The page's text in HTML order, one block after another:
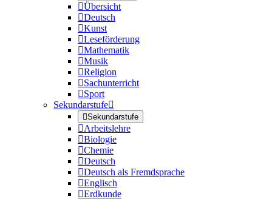
Übersicht
Deutsch
Kunst
Leseförderung
Mathematik
Musik
Religion
Sachunterricht
Sport
Sekundarstufe
Sekundarstufe
Arbeitslehre
Biologie
Chemie
Deutsch
Deutsch als Fremdsprache
Englisch
Erdkunde